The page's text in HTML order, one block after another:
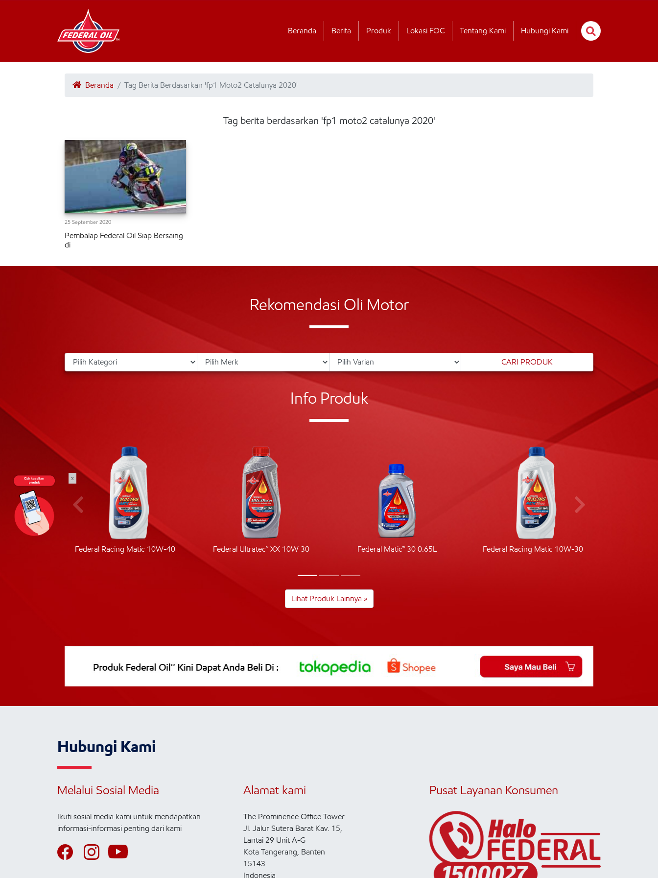
Beranda Berita Produk Lokasi FOC Tentang Kami Hubungi Kami
Beranda Tag Berita Berdasarkan 'fp1 Moto2 Catalunya 2020'
Tag berita berdasarkan 'fp1 moto2 catalunya 2020'
25 September 2020
Pembalap Federal Oil Siap Bersaing
di
Rekomendasi Oli Motor
Info Produk
Federal Racing Matic 10W-40 Federal Ultratec™ XX 10W 30 Federal Matic™ 30 0.65L Federal Racing Matic 10W-30
Lihat Produk Lainnya »
Hubungi Kami
Melalui Sosial Media
Ikuti sosial media kami untuk mendapatkan
informasi-informasi penting dari kami
Alamat kami
The Prominence Office Tower
Jl. Jalur Sutera Barat Kav. 15,
Lantai 29 Unit A-G
Kota Tangerang, Banten
15143
Indonesia
Pusat Layanan Konsumen
x